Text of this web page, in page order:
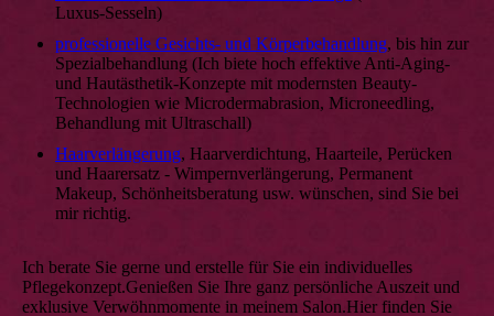
Luxus-Sesseln)
professionelle Gesichts- und Körperbehandlung, bis hin zur
Spezialbehandlung (Ich biete hoch effektive Anti-Aging-
und Hautästhetik-Konzepte mit modernsten Beauty-
Technologien wie Microdermabrasion, Microneedling,
Behandlung mit Ultraschall)
Haarverlängerung, Haarverdichtung, Haarteile, Perücken
und Haarersatz - Wimpern­verlängerung, Permanent
Makeup, Schönheitsberatung usw. wünschen, sind Sie bei
mir richtig.
Ich berate Sie gerne und erstelle für Sie ein individuelles
Pflegekonzept.Genießen Sie Ihre ganz persönliche Auszeit und
exklusive Verwöhnmomente in meinem Salon.Hier finden Sie